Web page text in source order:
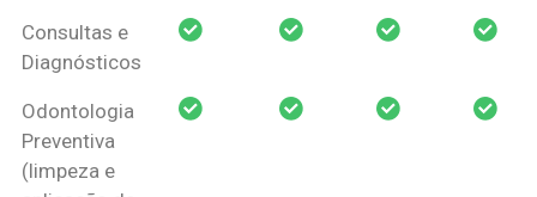
Pessoa Física
Consultas e
Diagnósticos
Odontologia
Preventiva
(limpeza e